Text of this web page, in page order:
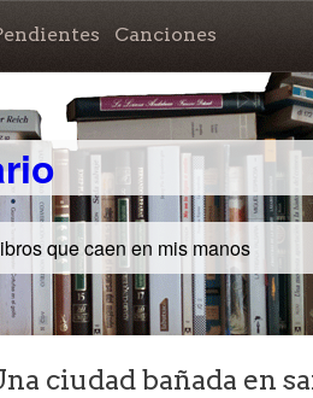
Canciones
que caen en mis manos
ciudad bañada en